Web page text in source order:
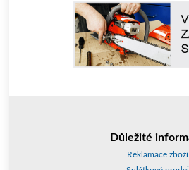
Důležité
Reklamace zboží